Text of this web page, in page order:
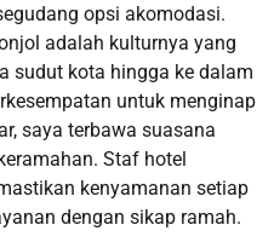
opsi akomodasi.
adalah kulturnya yang
sudut kota hingga ke dalam
untuk menginap
saya terbawa suasana
Staf hotel
kenyamanan setiap
dengan sikap ramah.